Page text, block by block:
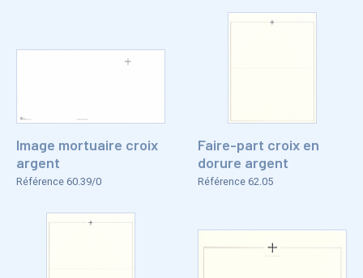
Image mortuaire croix
argent
Référence 60.39/0
Faire-part croix en
dorure argent
Référence 62.05